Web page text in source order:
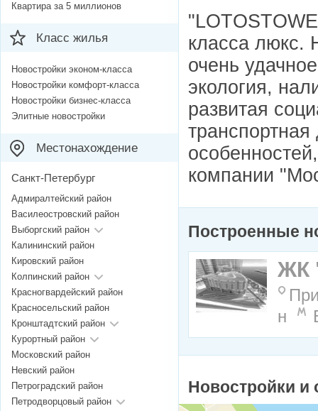
класса люкс.
очень
экология,
развитая
транспортная
компании
Построенные
ЖК
н
Новостройки и
Квартира за 5 миллионов
Класс жилья
Новостройки эконом-класса
Новостройки комфорт-класса
Новостройки бизнес-класса
Элитные новостройки
Местонахождение
Санкт-Петербург
Адмиралтейский район
Василеостровский район
Выборгский район
Калининский район
Кировский район
Колпинский район
Красногвардейский район
Красносельский район
Кронштадтский район
Курортный район
Московский район
Невский район
Петроградский район
Петродворцовый район